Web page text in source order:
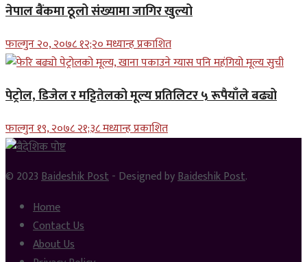
नेपाल बैंकमा ठूलो संख्यामा जागिर खुल्यो
फाल्गुन २०, २०७८ १२;२० मध्यान्ह प्रकाशित
पेट्रोल, डिजेल र मट्टितेलको मूल्य प्रतिलिटर ५ रूपैयाँले बढ्यो
फाल्गुन १९, २०७८ २१;३८ मध्यान्ह प्रकाशित
© 2023Baideshik Post- Designed byBaideshik Post.
Home
Contact Us
About Us